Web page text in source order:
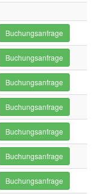
Buchungsanfrage
Buchungsanfrage
Buchungsanfrage
Buchungsanfrage
Buchungsanfrage
Buchungsanfrage
Buchungsanfrage